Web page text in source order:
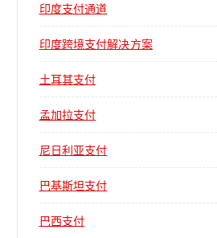
印度支付通道
印度跨境支付解决方案
土耳其支付
孟加拉支付
尼日利亚支付
巴基斯坦支付
巴西支付